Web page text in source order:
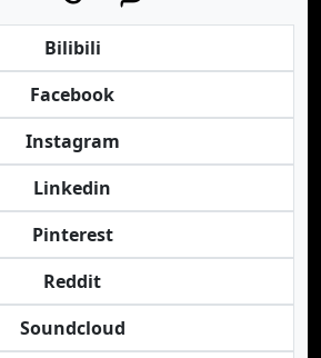
Bilibili
Facebook
Instagram
Linkedin
Pinterest
Reddit
Soundcloud